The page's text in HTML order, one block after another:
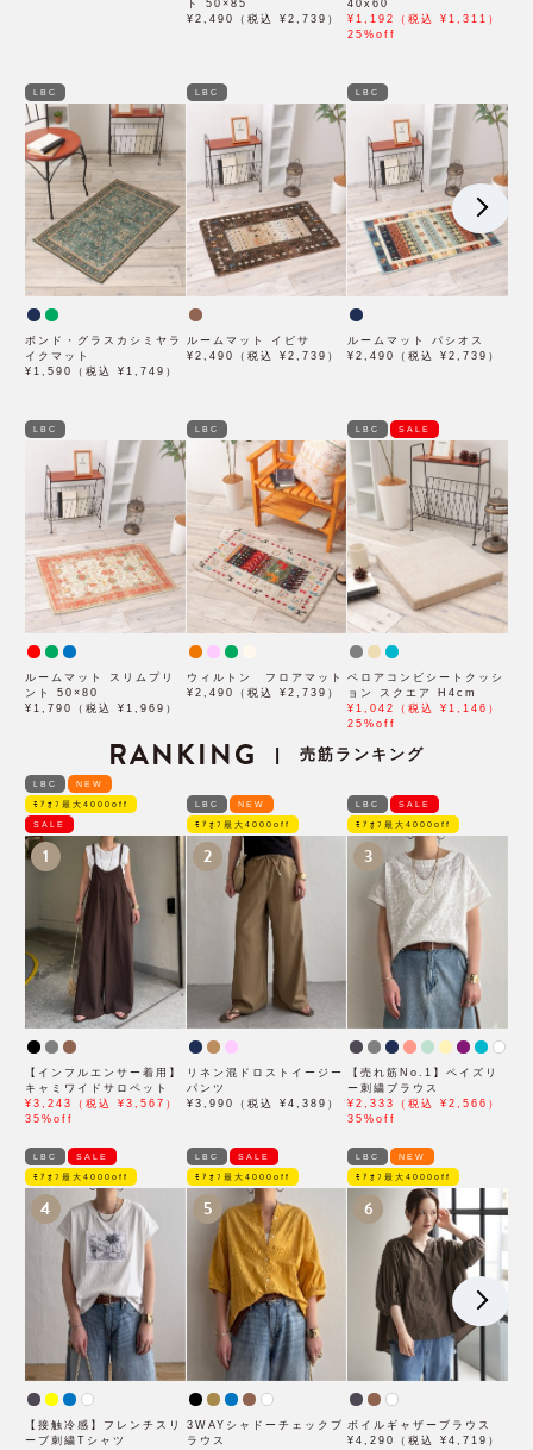
ト 50×85
¥2,490（税込 ¥2,739）
40x60
¥1,192（税込 ¥1,311）
25%off
LBC
ボンド・グラスカシミヤラ
イクマット
¥1,590（税込 ¥1,749）
LBC
ルームマット イビサ
¥2,490（税込 ¥2,739）
LBC
ルームマット パシオス
¥2,490（税込 ¥2,739）
LBC
ルームマット スリムプリ
ント 50×80
¥1,790（税込 ¥1,969）
LBC
ウィルトン フロアマット
¥2,490（税込 ¥2,739）
LBC SALE
ベロアコンビシートクッシ
ョン スクエア H4cm
¥1,042（税込 ¥1,146）
25%off
RANKING | 売筋ランキング
LBC NEW
ﾓｱｵﾌ最大4000off
SALE
1
【インフルエンサー着用】
キャミワイドサロペット
¥3,243（税込 ¥3,567）
35%off
LBC NEW
ﾓｱｵﾌ最大4000off
2
リネン混ドロストイージー
パンツ
¥3,990（税込 ¥4,389）
LBC SALE
ﾓｱｵﾌ最大4000off
3
【売れ筋No.1】ペイズリ
ー刺繍ブラウス
¥2,333（税込 ¥2,566）
35%off
LBC SALE
ﾓｱｵﾌ最大4000off
4
【接触冷感】フレンチスリ
ーブ刺繍Tシャツ
LBC SALE
ﾓｱｵﾌ最大4000off
5
3WAYシャドーチェックブ
ラウス
LBC NEW
ﾓｱｵﾌ最大4000off
6
ボイルギャザーブラウス
¥4,290（税込 ¥4,719）